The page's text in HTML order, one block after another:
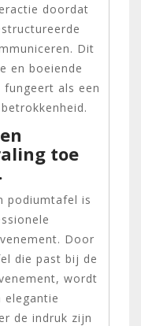
doordat
Dit
en boeiende
als een
toe
podiumtafel is
Door
die past bij de
wordt
elegantie
de indruk zijn